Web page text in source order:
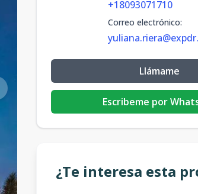
+18093071710
Correo electrónico:
Llámame
Escribeme por
¿Te interesa esta